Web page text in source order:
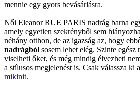
mennie egy gyors bevásárlásra.
Női Eleanor RUE PARIS nadrág barna
amely egyetlen szekrényből sem
néhány otthon, de az igazság az, hogy
nadrágból sosem lehet elég. Szinte egész
viselheti őket, és még mindig élvezheti
a stílusos megjelenést is. Csak válassza ki
mikinit.